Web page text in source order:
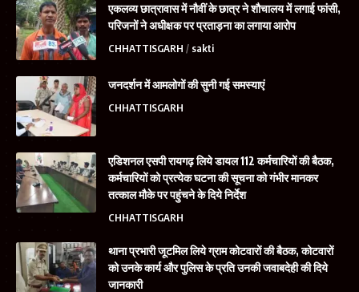
एकलव्य छात्रावास में नौवीं के छात्र ने शौचालय में लगाई फांसी,
परिजनों ने अधीक्षक पर प्रताड़ना का लगाया आरोप
CHHATTISGARH sakti
जनदर्शन में आमलोगों की सुनी गई समस्याएं
CHHATTISGARH
एडिशनल एसपी रायगढ़ लिये डायल 112 कर्मचारियों की बैठक,
कर्मचारियों को प्रत्येक घटना की सूचना को गंभीर मानकर
तत्काल मौके पर पहुंचने के दिये निर्देश
CHHATTISGARH
थाना प्रभारी जूटमिल लिये ग्राम कोटवारों की बैठक, कोटवारों
को उनके कार्य और पुलिस के प्रति उनकी जवाबदेही की दिये
जानकारी